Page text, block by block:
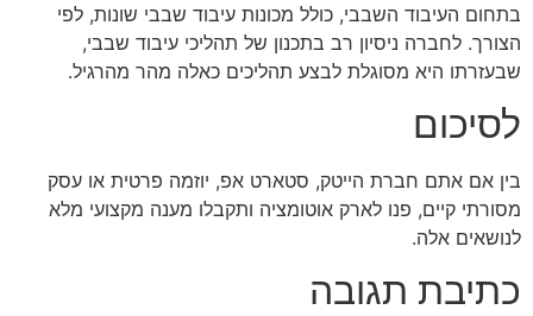
בתחום העיבוד השבבי, כולל מכונות עיבוד שבבי שונות, לפי
הצורך. לחברה ניסיון רב בתכנון של תהליכי עיבוד שבבי,
שבעזרתו היא מסוגלת לבצע תהליכים כאלה מהר מהרגיל.
לסיכום
בין אם אתם חברת הייטק, סטארט אפ, יוזמה פרטית או עסק
מסורתי קיים, פנו לארק אוטומציה ותקבלו מענה מקצועי מלא
לנושאים אלה.
כתיבת תגובה